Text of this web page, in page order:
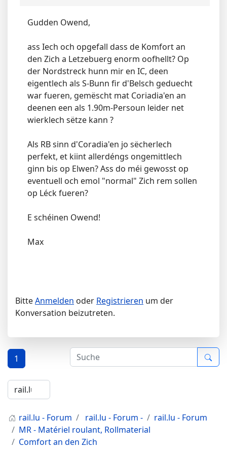
Gudden Owend,
ass Iech och opgefall dass de Komfort an
den Zich a Letzebuerg enorm oofhellt? Op
der Nordstreck hunn mir en IC, deen
eigentlech als S-Bunn fir d'Belsch geduecht
war fueren, gemëscht mat Coriadia'en an
deenen een als 1.90m-Persoun leider net
wierklech sëtze kann ?
Als RB sinn d'Coradia'en jo sëcherlech
perfekt, et kiint allerdéngs ongemittlech
ginn bis op Elwen? Ass do méi gewosst op
eventuell och emol "normal" Zich rem sollen
op Léck fueren?
E schéinen Owend!
Max
BitteAnmelden oder Registrieren um der
Konversation beizutreten.
1
rail.lu - Forum rail.lu - Forum -
rail.lu - Forum
MR - Matériel roulant, Rollmaterial
Comfort an den Zich